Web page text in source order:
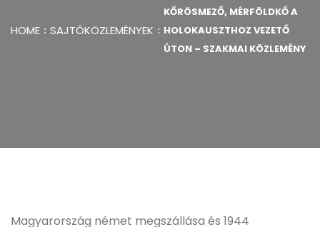
HOME SAJTÓKÖZLEMÉNYEK
KŐRÖSMEZŐ, MÉRFÖLDKŐ A
HOLOKAUSZTHOZ VEZETŐ
ÚTON – SZAKMAI KÖZLEMÉNY
Magyarország német megszállása és 1944